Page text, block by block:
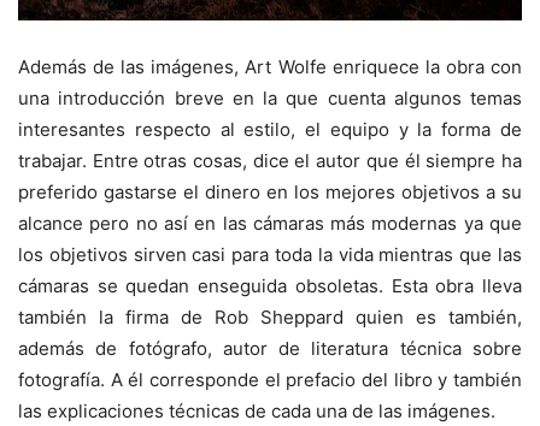
Además de las imágenes, Art Wolfe enriquece la obra con
una introducción breve en la que cuenta algunos temas
interesantes respecto al estilo, el equipo y la forma de
trabajar. Entre otras cosas, dice el autor que él siempre ha
preferido gastarse el dinero en los mejores objetivos a su
alcance pero no así en las cámaras más modernas ya que
los objetivos sirven casi para toda la vida mientras que las
cámaras se quedan enseguida obsoletas. Esta obra lleva
también la firma de Rob Sheppard quien es también,
además de fotógrafo, autor de literatura técnica sobre
fotografía. A él corresponde el prefacio del libro y también
las explicaciones técnicas de cada una de las imágenes.